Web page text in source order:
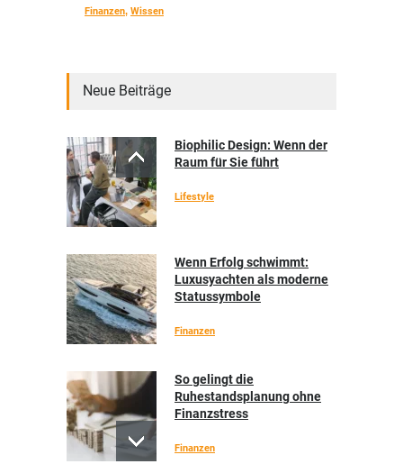
Finanzen, Wissen
Neue Beiträge
Biophilic Design: Wenn der
Raum für Sie führt
Lifestyle
Wenn Erfolg schwimmt:
Luxusyachten als moderne
Statussymbole
Finanzen
So gelingt die
Ruhestandsplanung ohne
Finanzstress
Finanzen